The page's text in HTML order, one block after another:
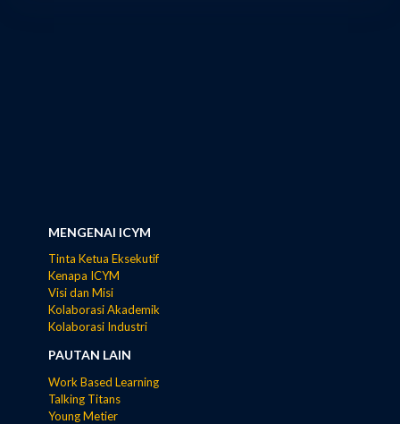
MENGENAI ICYM
Tinta Ketua Eksekutif
Kenapa ICYM
Visi dan Misi
Kolaborasi Akademik
Kolaborasi Industri
PAUTAN LAIN
Work Based Learning
Talking Titans
Young Metier